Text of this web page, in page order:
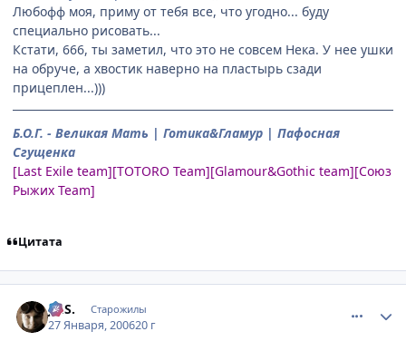
Любофф моя, приму от тебя все, что угодно... буду
специально рисовать...
Кстати, 666, ты заметил, что это не совсем Нека. У нее ушки
на обруче, а хвостик наверно на пластырь сзади
прицеплен...)))
Б.О.Г. - Великая Мать | Готика&Гламур | Пафосная
Сгущенка
[Last Exile team][TOTORO Team][Glamour&Gothic team][Союз
Рыжих Team]
Цитата
Jo.S. Старожилы
27 Января, 200620 г